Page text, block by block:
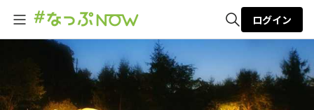
ログイン